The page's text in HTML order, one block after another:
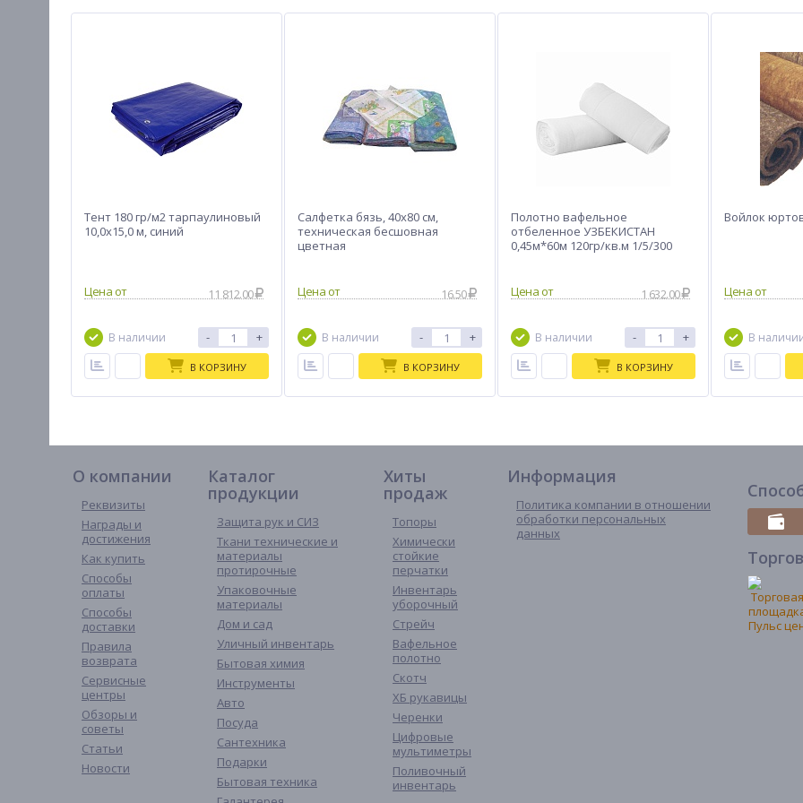
Тент 180 гр/м2 тарпаулиновый
10,0х15,0 м, синий
11 812.00
В наличии - +
В КОРЗИНУ
Салфетка бязь, 40х80 см,
техническая бесшовная
цветная
16.50
В наличии - +
В КОРЗИНУ
Полотно вафельное
отбеленное УЗБЕКИСТАН
0,45м*60м 120гр/кв.м 1/5/300
1 632.00
В наличии - +
В КОРЗИНУ
Войлок
В
О компании
Реквизиты
Награды и
достижения
Как купить
Способы
оплаты
Способы
доставки
Правила
возврата
Сервисные
центры
Обзоры и
советы
Статьи
Новости
Каталог
продукции
Защита рук и СИЗ
Ткани технические и
материалы
протирочные
Упаковочные
материалы
Дом и сад
Уличный инвентарь
Бытовая химия
Инструменты
Авто
Посуда
Сантехника
Подарки
Бытовая техника
Хиты
продаж
Топоры
Химически
стойкие
перчатки
Инвентарь
уборочный
Стрейч
Вафельное
полотно
Скотч
ХБ рукавицы
Черенки
Цифровые
мультиметры
Поливочный
инвентарь
Информация
Политика компании в отношении
обработки персональных
данных